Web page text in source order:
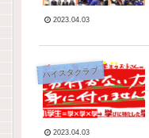
2023.04.03
ハイスタクラブ
2023.04.03